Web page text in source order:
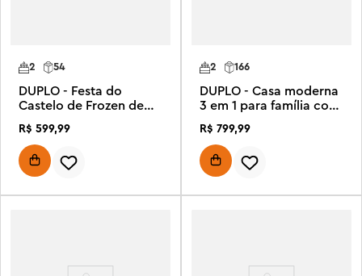
2 54
DUPLO - Festa do
Castelo de Frozen de
R$ 599,99
2 166
DUPLO - Casa moderna
3 em 1 para família com
R$ 799,99